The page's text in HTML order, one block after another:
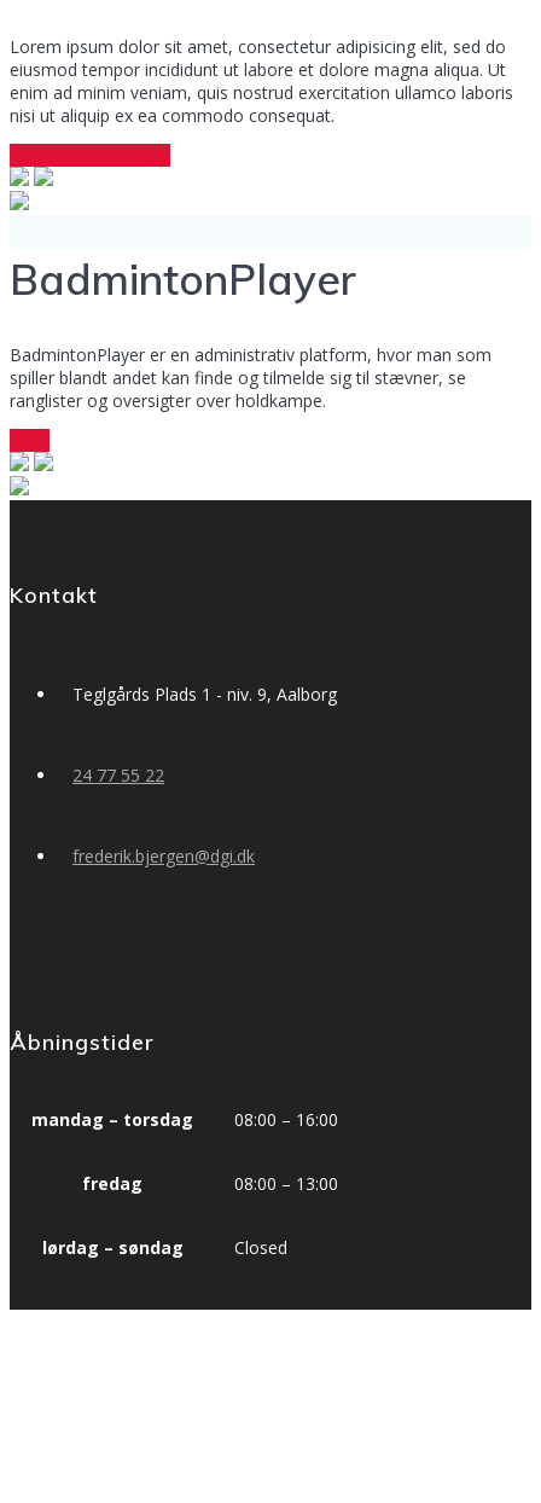
Lorem ipsum dolor sit amet, consectetur adipisicing elit, sed do
eiusmod tempor incididunt ut labore et dolore magna aliqua. Ut
enim ad minim veniam, quis nostrud exercitation ullamco laboris
nisi ut aliquip ex ea commodo consequat.
BadmintonPlayer
BadmintonPlayer er en administrativ platform, hvor man som
spiller blandt andet kan finde og tilmelde sig til stævner, se
ranglister og oversigter over holdkampe.
Kontakt
Teglgårds Plads 1 - niv. 9, Aalborg
24 77 55 22
frederik.bjergen@dgi.dk
Åbningstider
mandag – torsdag 08:00 – 16:00
fredag 08:00 – 13:00
lørdag – søndag Closed